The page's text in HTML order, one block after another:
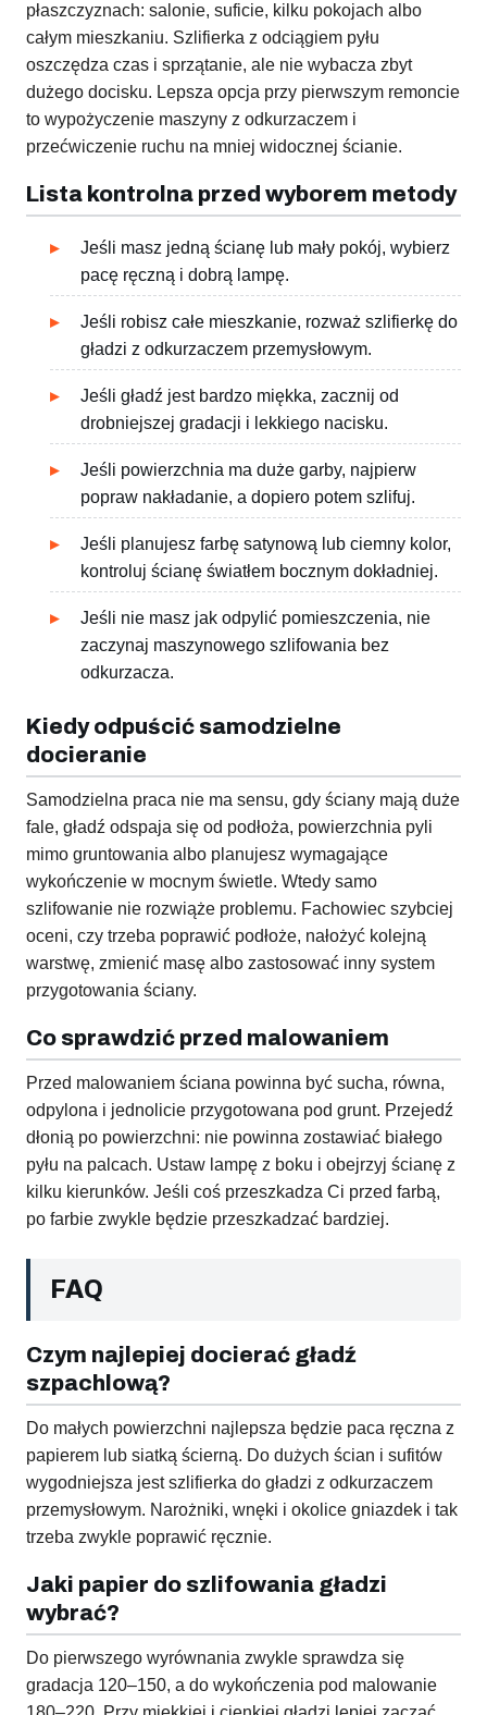
płaszczyznach: salonie, suficie, kilku pokojach albo
całym mieszkaniu. Szlifierka z odciągiem pyłu
oszczędza czas i sprzątanie, ale nie wybacza zbyt
dużego docisku. Lepsza opcja przy pierwszym remoncie
to wypożyczenie maszyny z odkurzaczem i
przećwiczenie ruchu na mniej widocznej ścianie.
Lista kontrolna przed wyborem metody
Jeśli masz jedną ścianę lub mały pokój, wybierz
pacę ręczną i dobrą lampę.
Jeśli robisz całe mieszkanie, rozważ szlifierkę do
gładzi z odkurzaczem przemysłowym.
Jeśli gładź jest bardzo miękka, zacznij od
drobniejszej gradacji i lekkiego nacisku.
Jeśli powierzchnia ma duże garby, najpierw
popraw nakładanie, a dopiero potem szlifuj.
Jeśli planujesz farbę satynową lub ciemny kolor,
kontroluj ścianę światłem bocznym dokładniej.
Jeśli nie masz jak odpylić pomieszczenia, nie
zaczynaj maszynowego szlifowania bez
odkurzacza.
Kiedy odpuścić samodzielne
docieranie
Samodzielna praca nie ma sensu, gdy ściany mają duże
fale, gładź odspaja się od podłoża, powierzchnia pyli
mimo gruntowania albo planujesz wymagające
wykończenie w mocnym świetle. Wtedy samo
szlifowanie nie rozwiąże problemu. Fachowiec szybciej
oceni, czy trzeba poprawić podłoże, nałożyć kolejną
warstwę, zmienić masę albo zastosować inny system
przygotowania ściany.
Co sprawdzić przed malowaniem
Przed malowaniem ściana powinna być sucha, równa,
odpylona i jednolicie przygotowana pod grunt. Przejedź
dłonią po powierzchni: nie powinna zostawiać białego
pyłu na palcach. Ustaw lampę z boku i obejrzyj ścianę z
kilku kierunków. Jeśli coś przeszkadza Ci przed farbą,
po farbie zwykle będzie przeszkadzać bardziej.
FAQ
Czym najlepiej docierać gładź
szpachlową?
Do małych powierzchni najlepsza będzie paca ręczna z
papierem lub siatką ścierną. Do dużych ścian i sufitów
wygodniejsza jest szlifierka do gładzi z odkurzaczem
przemysłowym. Narożniki, wnęki i okolice gniazdek i tak
trzeba zwykle poprawić ręcznie.
Jaki papier do szlifowania gładzi
wybrać?
Do pierwszego wyrównania zwykle sprawdza się
gradacja 120–150, a do wykończenia pod malowanie